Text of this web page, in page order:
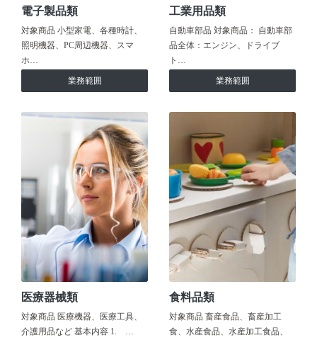
電子製品類
対象商品 小型家電、各種時計、
照明機器、PC周辺機器、スマ
ホ…
業務範囲
工業用品類
自動車部品 対象商品： 自動車部
品全体：エンジン、ドライブ
ト…
業務範囲
医療器械類
対象商品 医療機器、医療工具、
介護用品など 基本内容 1. …
食料品類
対象商品 畜産食品、畜産加工
食、水産食品、水産加工食品、